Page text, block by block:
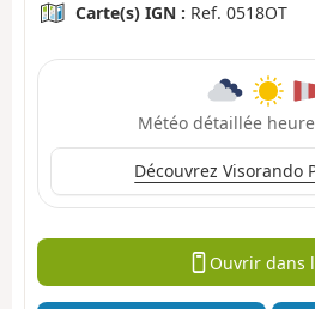
Carte(s) IGN : Ref. 0518OT
Météo détaillée
Découvrez Visorando
Ouvrir dans